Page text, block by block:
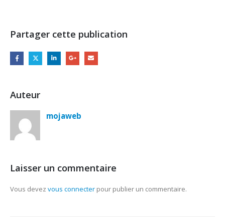
Partager cette publication
Auteur
mojaweb
Laisser un commentaire
Vous devez vous connecter pour publier un commentaire.